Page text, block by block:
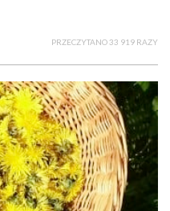
PRZECZYTANO 33 919 RAZY